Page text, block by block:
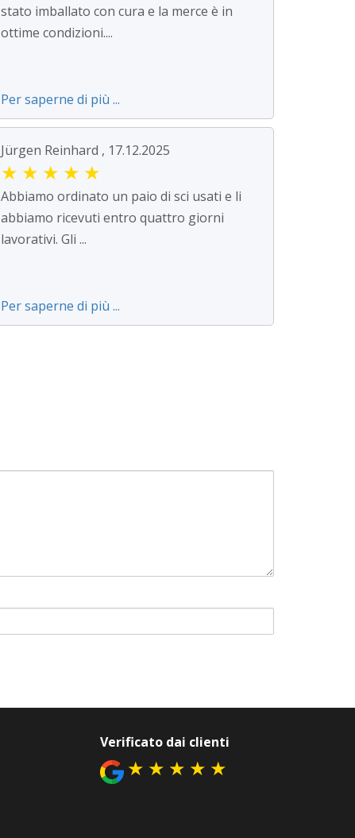
stato imballato con cura e la merce è in
ottime condizioni....
Per saperne di più ...
Jürgen Reinhard , 17.12.2025
★ ★ ★ ★ ★
Abbiamo ordinato un paio di sci usati e li
abbiamo ricevuti entro quattro giorni
lavorativi. Gli ...
Per saperne di più ...
Verificato dai clienti
★ ★ ★ ★ ★